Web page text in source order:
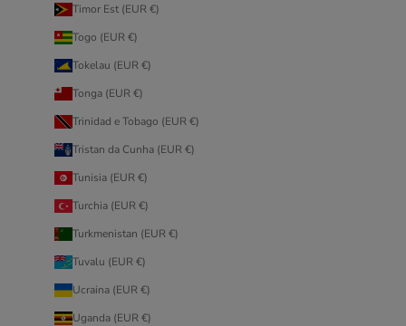
Timor Est (EUR €)
Togo (EUR €)
Tokelau (EUR €)
Tonga (EUR €)
Trinidad e Tobago (EUR €)
Tristan da Cunha (EUR €)
Tunisia (EUR €)
Turchia (EUR €)
Turkmenistan (EUR €)
Tuvalu (EUR €)
Ucraina (EUR €)
Uganda (EUR €)